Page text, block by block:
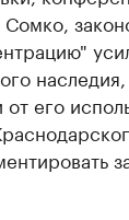
его